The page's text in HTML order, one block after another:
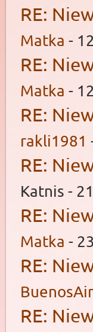
RE:
Matka -
RE:
Matka -
RE:
rakli1981
RE:
Katnis -
RE:
Matka -
RE:
RE: